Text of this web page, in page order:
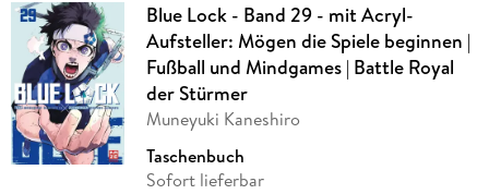
Blue Lock - Band 29 - mit Acryl-
Aufsteller: Mögen die Spiele beginnen |
Fußball und Mindgames | Battle Royal
der Stürmer
Muneyuki Kaneshiro
Taschenbuch
Sofort lieferbar